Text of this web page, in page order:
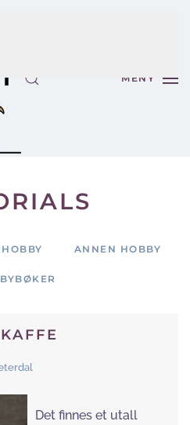
MENY
ANNEN HOBBY
Det finnes et utall